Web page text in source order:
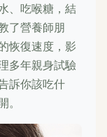
、吃喉糖，結
了營養師朋
恢復速度，影
多年親身試驗
訴你該吃什